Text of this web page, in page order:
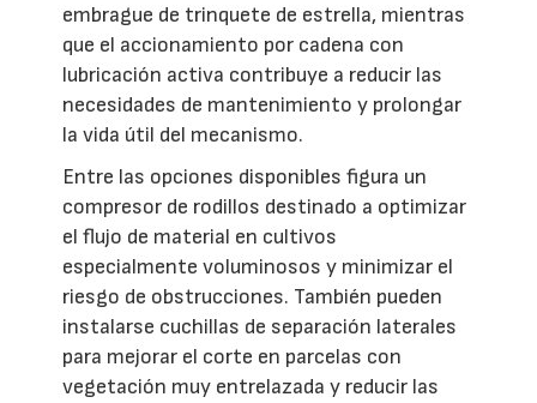
embrague de trinquete de estrella, mientras
que el accionamiento por cadena con
lubricación activa contribuye a reducir las
necesidades de mantenimiento y prolongar
la vida útil del mecanismo.
Entre las opciones disponibles figura un
compresor de rodillos destinado a optimizar
el flujo de material en cultivos
especialmente voluminosos y minimizar el
riesgo de obstrucciones. También pueden
instalarse cuchillas de separación laterales
para mejorar el corte en parcelas con
vegetación muy entrelazada y reducir las